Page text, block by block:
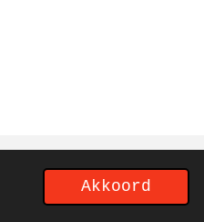
Akkoord